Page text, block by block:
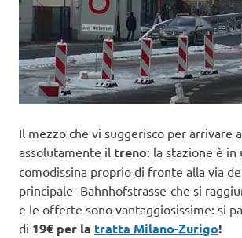
Il mezzo che vi suggerisco per arrivare
assolutamente il treno: la stazione è in
comodissina proprio di fronte alla via
principale- Bahnhofstrasse-che si
e le offerte sono vantaggiosissime: si
di 19€ per la tratta Milano-Zurigo!